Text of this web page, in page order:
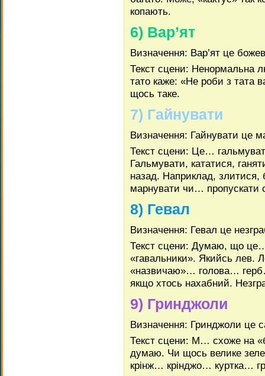
копають.
6) Вар’ят
Визначення: Вар’ят це
Текст сцени: Ненормальна
тато каже: «Не роби з тата
щось таке.
7) Гайнувати
Визначення: Гайнувати це
Текст сцени: Це…
Гальмувати, кататися,
назад. Наприклад,
марнувати чи… пропускати
8) Гевал
Визначення: Гевал це
Текст сцени: Думаю, що
«гавальники». Якийсь лев.
«назвичаю»… голова…
якщо хтось нахабний.
9) Гринджоли
Визначення: Гринджоли це
Текст сцени: М… схоже на
думаю. Чи щось велике
крінж… крінджо… куртка…